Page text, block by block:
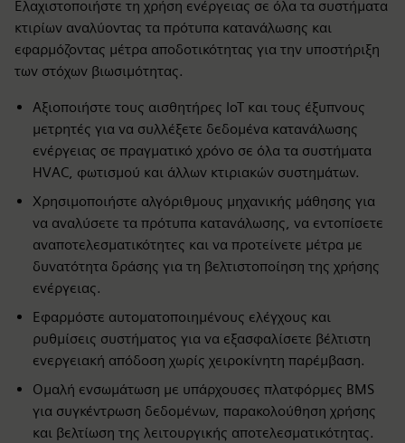
Ελαχιστοποιήστε τη χρήση ενέργειας σε όλα τα συστήματα
κτιρίων αναλύοντας τα πρότυπα κατανάλωσης και
εφαρμόζοντας μέτρα αποδοτικότητας για την υποστήριξη
των στόχων βιωσιμότητας.
Αξιοποιήστε τους αισθητήρες IoT και τους έξυπνους
μετρητές για να συλλέξετε δεδομένα κατανάλωσης
ενέργειας σε πραγματικό χρόνο σε όλα τα συστήματα
HVAC, φωτισμού και άλλων κτιριακών συστημάτων.
Χρησιμοποιήστε αλγόριθμους μηχανικής μάθησης για
να αναλύσετε τα πρότυπα κατανάλωσης, να εντοπίσετε
αναποτελεσματικότητες και να προτείνετε μέτρα με
δυνατότητα δράσης για τη βελτιστοποίηση της χρήσης
ενέργειας.
Εφαρμόστε αυτοματοποιημένους ελέγχους και
ρυθμίσεις συστήματος για να εξασφαλίσετε βέλτιστη
ενεργειακή απόδοση χωρίς χειροκίνητη παρέμβαση.
Ομαλή ενσωμάτωση με υπάρχουσες πλατφόρμες BMS
για συγκέντρωση δεδομένων, παρακολούθηση χρήσης
και βελτίωση της λειτουργικής αποτελεσματικότητας.